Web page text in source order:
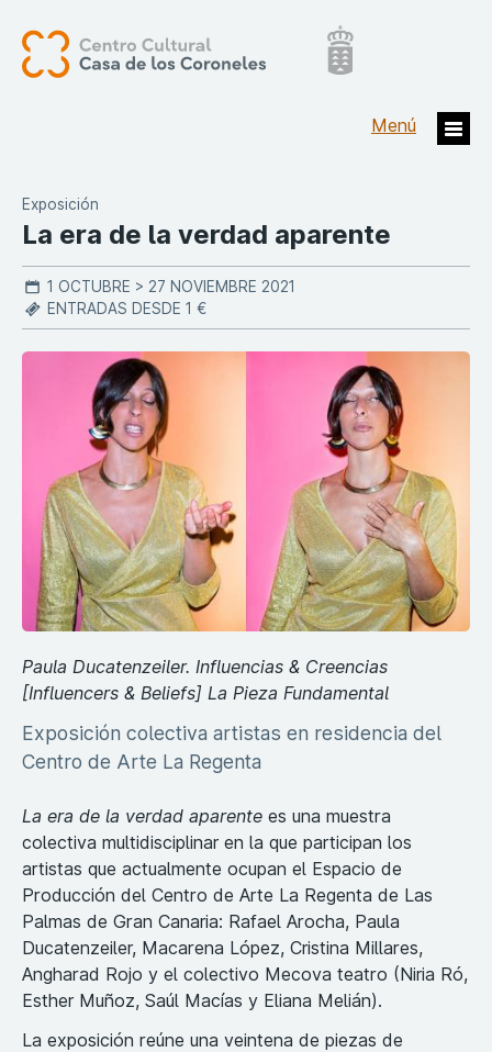
Exposición
La era de la verdad aparente
1 OCTUBRE > 27 NOVIEMBRE 2021
ENTRADAS DESDE 1 €
Paula Ducatenzeiler. Influencias & Creencias
[Influencers & Beliefs] La Pieza Fundamental
Exposición colectiva artistas en residencia del
Centro de Arte La Regenta
La era de la verdad aparente es una muestra
colectiva multidisciplinar en la que participan los
artistas que actualmente ocupan el Espacio de
Producción del Centro de Arte La Regenta de Las
Palmas de Gran Canaria: Rafael Arocha, Paula
Ducatenzeiler, Macarena López, Cristina Millares,
Angharad Rojo y el colectivo Mecova teatro (Niria Ró,
Esther Muñoz, Saúl Macías y Eliana Melián).
La exposición reúne una veintena de piezas de